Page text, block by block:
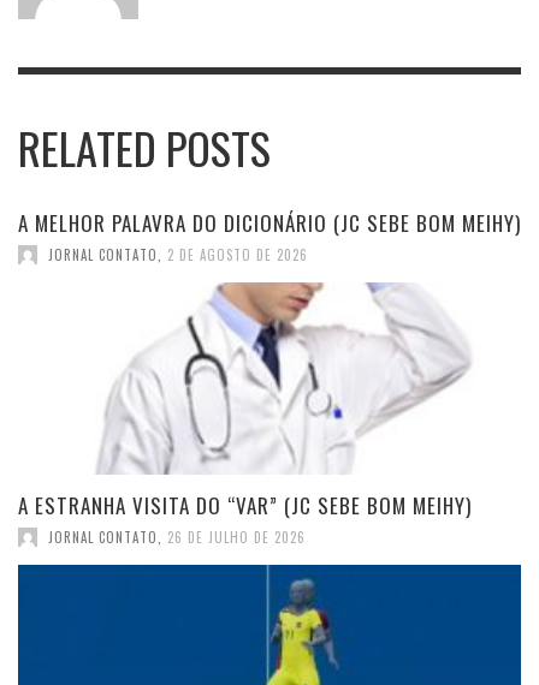
RELATED POSTS
A MELHOR PALAVRA DO DICIONÁRIO (JC SEBE BOM MEIHY)
JORNAL CONTATO 2 DE AGOSTO DE 2026
A ESTRANHA VISITA DO “VAR” (JC SEBE BOM MEIHY)
JORNAL CONTATO 26 DE JULHO DE 2026